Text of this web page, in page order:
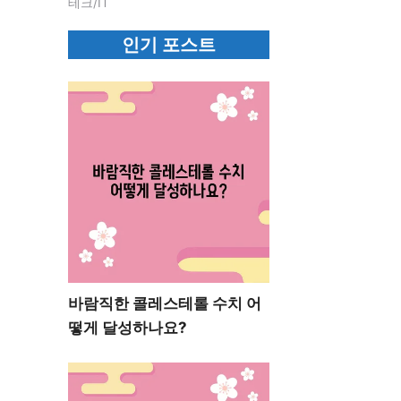
인기 포스트
바람직한 콜레스테롤 수치 어
떻게 달성하나요?